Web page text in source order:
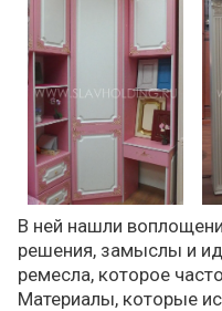
В ней нашли
решения, замыслы и
ремесла, которое
Материалы, которые